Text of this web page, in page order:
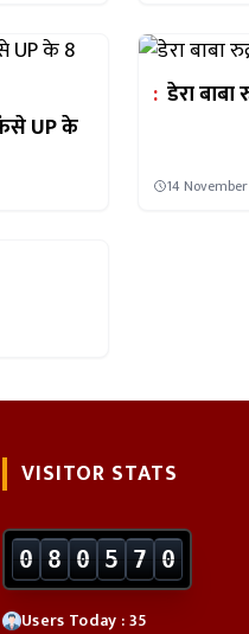
: डेरा बाबा
14
VISITOR STATS
0 8 0 5 7 0
Users Today : 35